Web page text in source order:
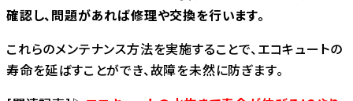
確認し、問題があれば修理や交換を行います。
これらのメンテナンス方法を実施することで、エコキュートの
寿命を延ばすことができ、故障を未然に防ぎます。